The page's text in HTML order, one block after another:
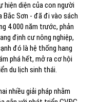
hiện diện của con người
Bắc Sơn - đã đi vào sách
4.000 năm trước, phản
định cư nông nghiệp,
đó là hệ thống hang
phá hết, mở ra cơ hội
du lịch sinh thái.
nhiều giải pháp nhằm